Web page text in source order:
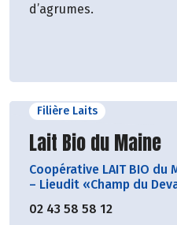
d’agrumes.
Filière Laits
Découvrir le
Lait Bio du Maine
Coopérative LAIT BIO du
– Lieudit «Champ du
02 43 58 58 12